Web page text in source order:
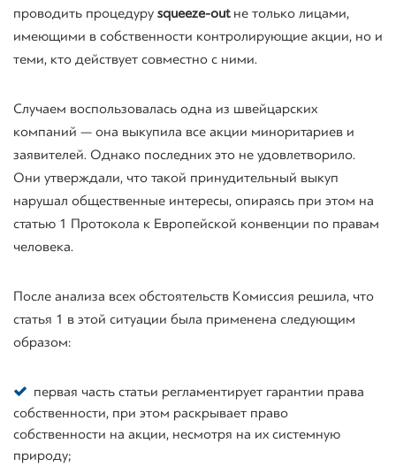
проводить процедуру squeeze-outне только лицами,
имеющими в собственности контролирующие акции, но и
теми, кто действует совместно с ними.
Случаем воспользовалась одна из швейцарских
компаний — она выкупила все акции миноритариев и
заявителей. Однако последних это не удовлетворило.
Они утверждали, что такой принудительный выкуп
нарушал общественные интересы, опираясь при этом на
статью 1 Протокола к Европейской конвенции по правам
человека.
После анализа всех обстоятельств Комиссия решила, что
статья 1 в этой ситуации была применена следующим
образом:
первая часть статьи регламентирует гарантии права
собственности, при этом раскрывает право
собственности на акции, несмотря на их системную
природу;